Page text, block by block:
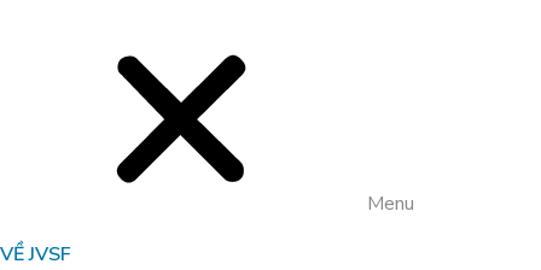
Menu
VỀ JVSF